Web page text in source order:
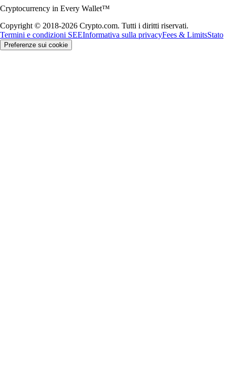
Cryptocurrency in Every Wallet™
Copyright © 2018-2026 Crypto.com. Tutti i diritti riservati.
Termini e condizioni SEEInformativa sulla privacyFees & LimitsStato
Preferenze sui cookie